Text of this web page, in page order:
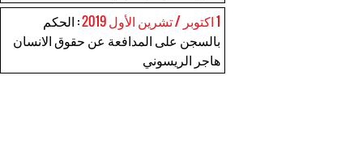
1 اكتوبر / تشرين الأول 2019
: الحكم
بالسجن على المدافعة عن حقوق الانسان
هاجر الريسوني